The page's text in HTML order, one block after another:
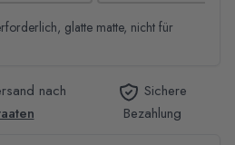
glatte matte, nicht für
nach
Sichere
Bezahlung